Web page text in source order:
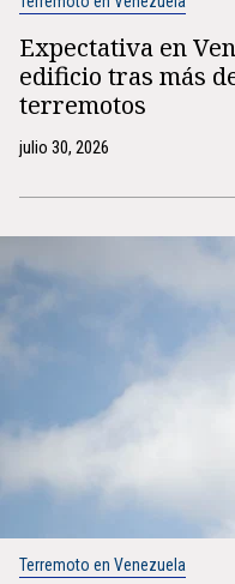
Expectativa en
edificio tras más
terremotos
julio 30, 2026
Terremoto en Venezuela